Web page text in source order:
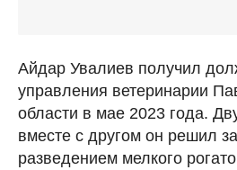
Айдар Увалиев получил
управления ветеринарии
области в мае 2023 года.
вместе с другом он решил
разведением мелкого